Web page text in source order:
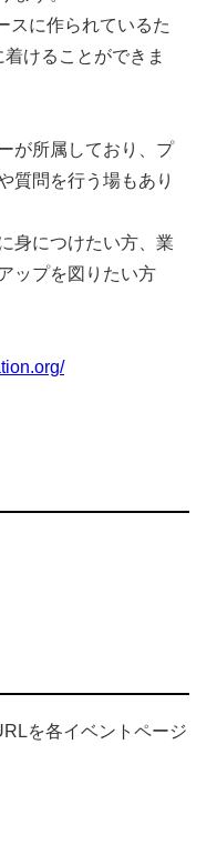
スに作られているた
けることができま
が所属しており、プ
質問を行う場もあり
身につけたい方、業
ップを図りたい方
を各イベントページ